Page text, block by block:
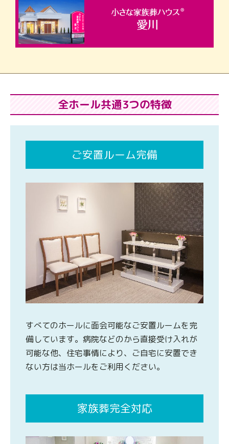
全ホール共通3つの特徴
ご安置ルーム完備
すべてのホールに面会可能なご安置ルームを完
備しています。病院などのから直接受け入れが
可能な他、住宅事情により、ご自宅に安置でき
ない方は当ホールをご利用ください。
家族葬完全対応